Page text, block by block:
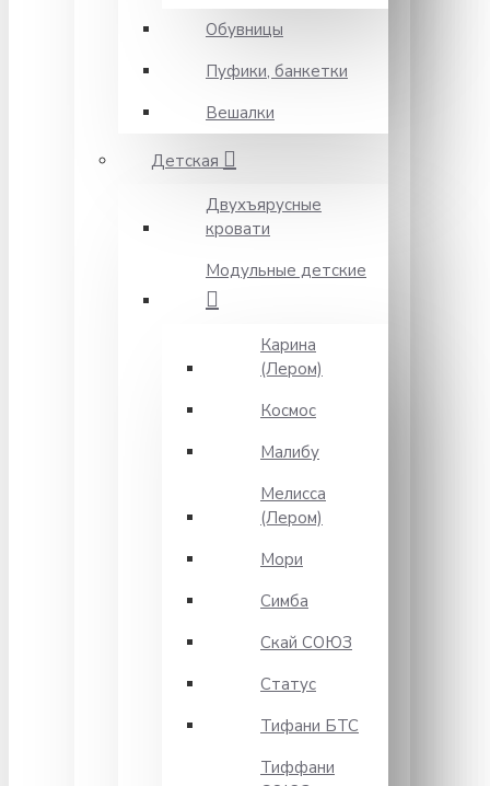
Обувницы
Пуфики, банкетки
Вешалки
Детская
Двухъярусные
кровати
Модульные детские
Карина
(Лером)
Космос
Малибу
Мелисса
(Лером)
Мори
Симба
Скай СОЮЗ
Статус
Тифани БТС
Тиффани